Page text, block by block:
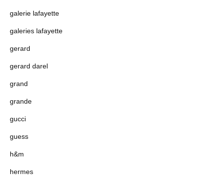
galerie lafayette
galeries lafayette
gerard
gerard darel
grand
grande
gucci
guess
h&m
hermes